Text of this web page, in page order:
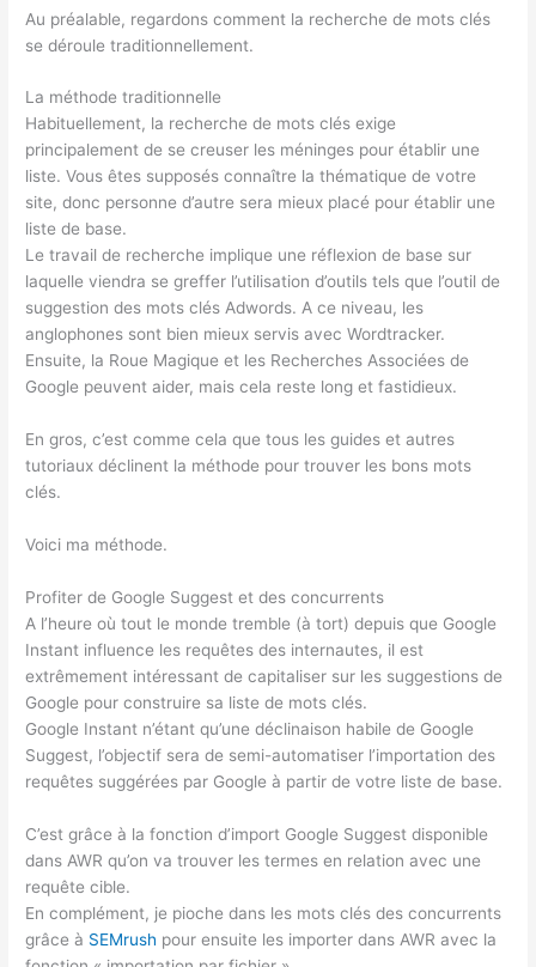
Au préalable, regardons comment la recherche de mots clés
se déroule traditionnellement.
La méthode traditionnelle
Habituellement, la recherche de mots clés exige
principalement de se creuser les méninges pour établir une
liste. Vous êtes supposés connaître la thématique de votre
site, donc personne d’autre sera mieux placé pour établir une
liste de base.
Le travail de recherche implique une réflexion de base sur
laquelle viendra se greffer l’utilisation d’outils tels que l’outil de
suggestion des mots clés Adwords. A ce niveau, les
anglophones sont bien mieux servis avec Wordtracker.
Ensuite, la Roue Magique et les Recherches Associées de
Google peuvent aider, mais cela reste long et fastidieux.
En gros, c’est comme cela que tous les guides et autres
tutoriaux déclinent la méthode pour trouver les bons mots
clés.
Voici ma méthode.
Profiter de Google Suggest et des concurrents
A l’heure où tout le monde tremble (à tort) depuis que Google
Instant influence les requêtes des internautes, il est
extrêmement intéressant de capitaliser sur les suggestions de
Google pour construire sa liste de mots clés.
Google Instant n’étant qu’une déclinaison habile de Google
Suggest, l’objectif sera de semi-automatiser l’importation des
requêtes suggérées par Google à partir de votre liste de base.
C’est grâce à la fonction d’import Google Suggest disponible
dans AWR qu’on va trouver les termes en relation avec une
requête cible.
En complément, je pioche dans les mots clés des concurrents
grâce à SEMrush pour ensuite les importer dans AWR avec la